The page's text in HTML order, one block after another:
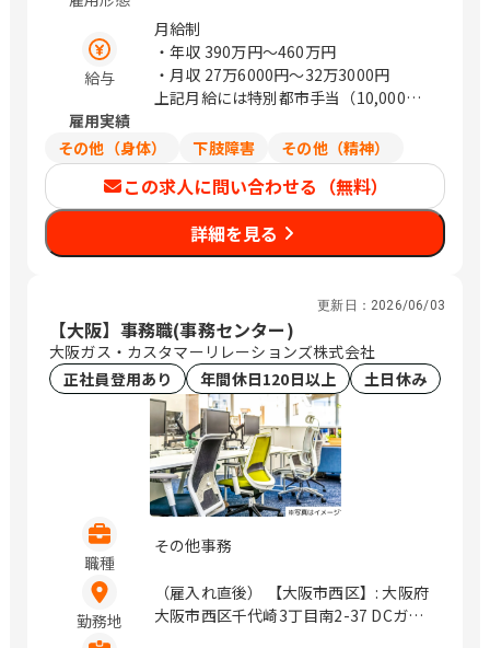
給与
月給制
・年収 390万円〜460万円
・月収 27万6000円〜32万3000円
上記月給には特別都市手当（10,000円
雇用実績
その他（身体）
下肢障害 その他（精神）
この求人に問い合わせる（無料）
詳細を見る
更新日： 2026/06/03
【大阪】事務職(事務センター)
大阪ガス・カスタマーリレーションズ株式会社
正社員登用あり
年間休日120日以上 土日休み
職種
その他事務
勤務地
（雇入れ直後） 【大阪市西区】: 大阪府
大阪市西区千代崎3丁目南2-37 DCガス